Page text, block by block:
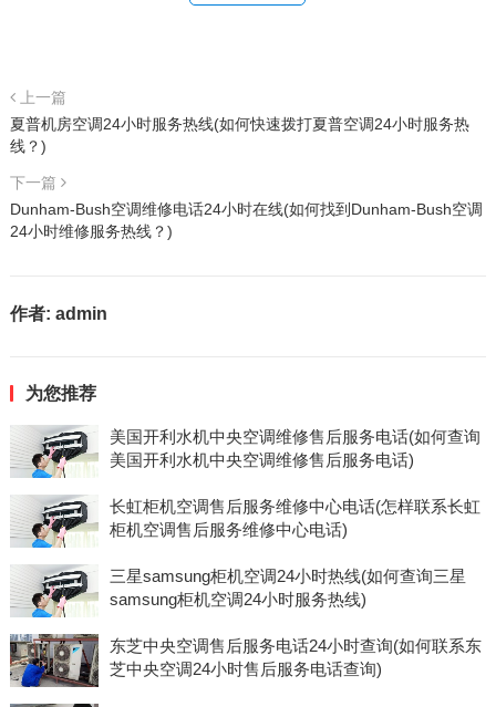
上一篇
夏普机房空调24小时服务热线(如何快速拨打夏普空调24小时服务热
线？)
下一篇
Dunham-Bush空调维修电话24小时在线(如何找到Dunham-Bush空调
24小时维修服务热线？)
作者: admin
为您推荐
美国开利水机中央空调维修售后服务电话(如何查询
美国开利水机中央空调维修售后服务电话)
长虹柜机空调售后服务维修中心电话(怎样联系长虹
柜机空调售后服务维修中心电话)
三星samsung柜机空调24小时热线(如何查询三星
samsung柜机空调24小时服务热线)
东芝中央空调售后服务电话24小时查询(如何联系东
芝中央空调24小时售后服务电话查询)